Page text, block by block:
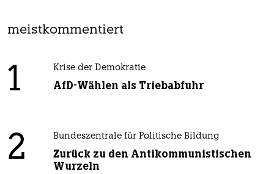
meistkommentiert
1 Krise der Demokratie
AfD-Wählen als Triebabfuhr
2 Bundeszentrale für Politische Bildung
Zurück zu den Antikommunistischen
Wurzeln